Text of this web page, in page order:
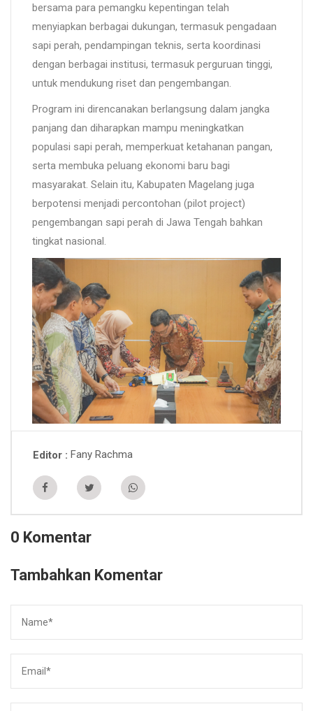
bersama para pemangku kepentingan telah
menyiapkan berbagai dukungan, termasuk pengadaan
sapi perah, pendampingan teknis, serta koordinasi
dengan berbagai institusi, termasuk perguruan tinggi,
untuk mendukung riset dan pengembangan.
Program ini direncanakan berlangsung dalam jangka
panjang dan diharapkan mampu meningkatkan
populasi sapi perah, memperkuat ketahanan pangan,
serta membuka peluang ekonomi baru bagi
masyarakat. Selain itu, Kabupaten Magelang juga
berpotensi menjadi percontohan (pilot project)
pengembangan sapi perah di Jawa Tengah bahkan
tingkat nasional.
Editor Fany Rachma
0 Komentar
Tambahkan Komentar